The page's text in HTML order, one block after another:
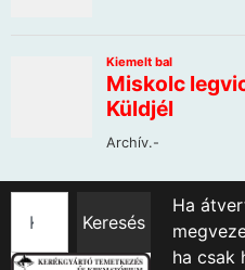
Keresés
Ha
ha csak